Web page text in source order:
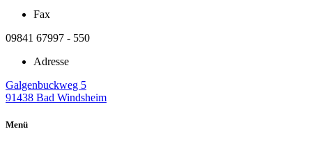
Fax
09841 67997 - 550
Adresse
Galgenbuckweg 5
91438 Bad Windsheim
Menü